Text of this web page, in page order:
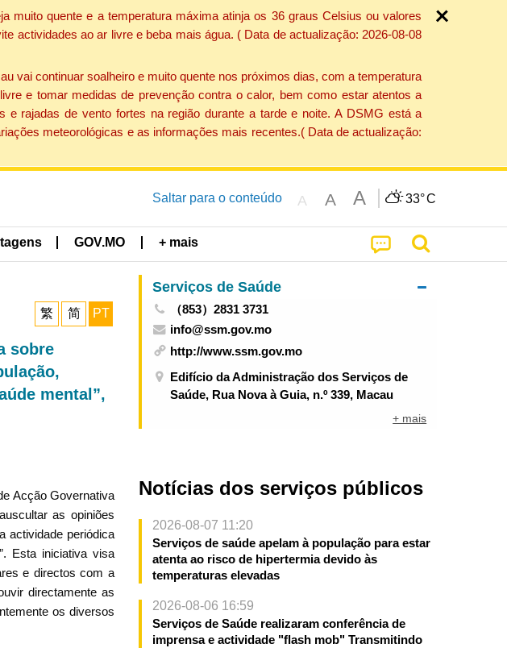
muito quente e a temperatura máxima atinja os 36 graus Celsius ou valores
actividades ao ar livre e beba mais água. ( Data de actualização: 2026-08-08
vai continuar soalheiro e muito quente nos próximos dias, com a temperatura
e tomar medidas de prevenção contra o calor, bem como estar atentos a
e rajadas de vento fortes na região durante a tarde e noite. A DSMG está a
meteorológicas e as informações mais recentes.( Data de actualização:
Saltar para o conteúdo A A A 33°C
GOV.MO + mais
繁 简 PT
sobre
mental”,
Acção Governativa
as opiniões
actividade periódica
Esta iniciativa visa
e directos com a
directamente as
os diversos
Serviços de Saúde
（853）2831 3731
info@ssm.gov.mo
http://www.ssm.gov.mo
Edifício da Administração dos Serviços de
Saúde, Rua Nova à Guia, n.º 339, Macau
+ mais
Notícias dos serviços públicos
2026-08-07 11:20
Serviços de saúde apelam à população para estar
atenta ao risco de hipertermia devido às
temperaturas elevadas
2026-08-06 16:59
Serviços de Saúde realizaram conferência de
imprensa e actividade "flash mob" Transmitindo